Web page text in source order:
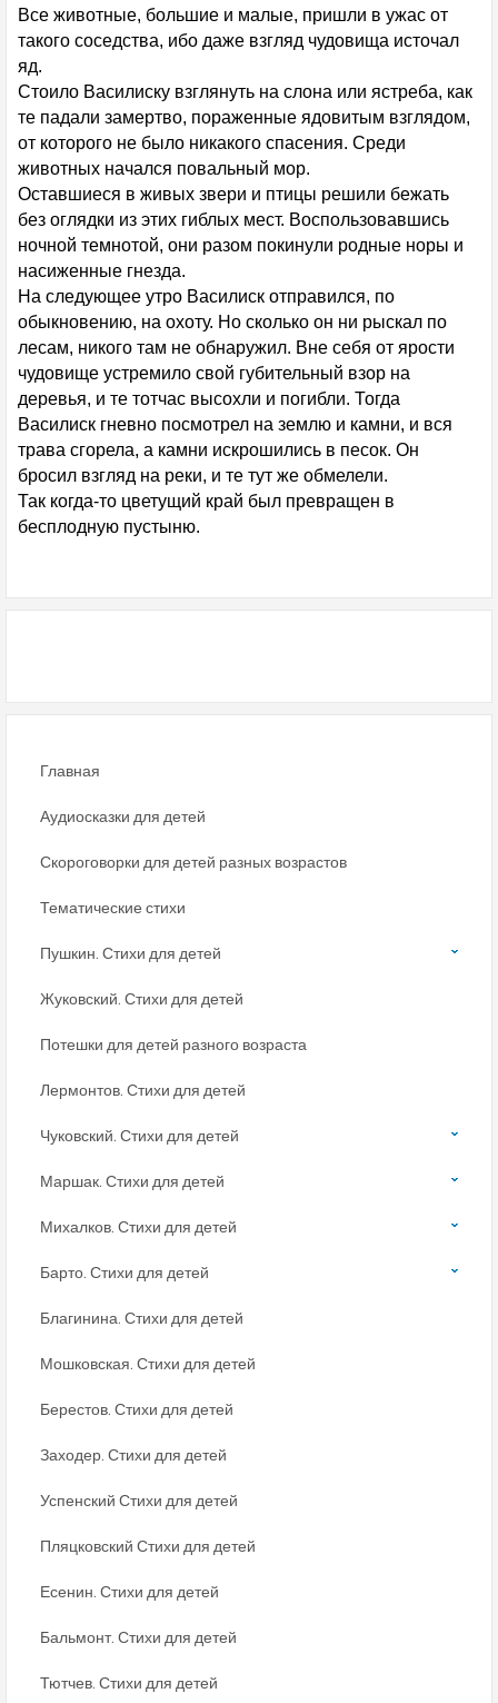
Все животные, большие и малые, пришли в ужас от
такого соседства, ибо даже взгляд чудовища источал
яд.
Стоило Василиску взглянуть на слона или ястреба, как
те падали замертво, пораженные ядовитым взглядом,
от которого не было никакого спасения. Среди
животных начался повальный мор.
Оставшиеся в живых звери и птицы решили бежать
без оглядки из этих гиблых мест. Воспользовавшись
ночной темнотой, они разом покинули родные норы и
насиженные гнезда.
На следующее утро Василиск отправился, по
обыкновению, на охоту. Но сколько он ни рыскал по
лесам, никого там не обнаружил. Вне себя от ярости
чудовище устремило свой губительный взор на
деревья, и те тотчас высохли и погибли. Тогда
Василиск гневно посмотрел на землю и камни, и вся
трава сгорела, а камни искрошились в песок. Он
бросил взгляд на реки, и те тут же обмелели.
Так когда-то цветущий край был превращен в
бесплодную пустыню.
Главная
Аудиосказки для детей
Скороговорки для детей разных возрастов
Тематические стихи
Пушкин. Стихи для детей
Жуковский. Стихи для детей
Потешки для детей разного возраста
Лермонтов. Стихи для детей
Чуковский. Стихи для детей
Маршак. Стихи для детей
Михалков. Стихи для детей
Барто. Стихи для детей
Благинина. Стихи для детей
Мошковская. Стихи для детей
Берестов. Стихи для детей
Заходер. Стихи для детей
Успенский Стихи для детей
Пляцковский Стихи для детей
Есенин. Стихи для детей
Бальмонт. Стихи для детей
Тютчев. Стихи для детей